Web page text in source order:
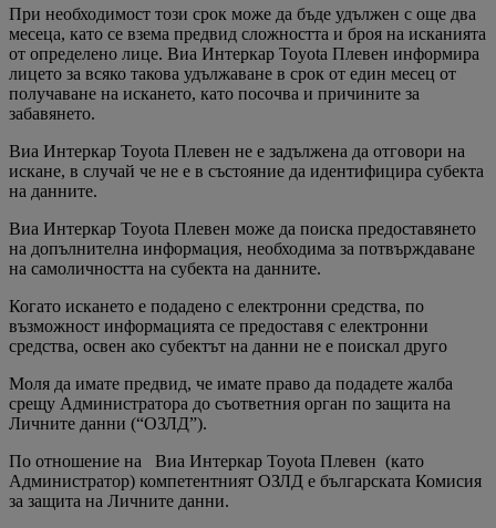
При необходимост този срок може да бъде удължен с още два
месеца, като се взема предвид сложността и броя на исканията
от определено лице. Виа Интеркар Toyota Плевен информира
лицето за всяко такова удължаване в срок от един месец от
получаване на искането, като посочва и причините за
забавянето.
Виа Интеркар Toyota Плевен не е задължена да отговори на
искане, в случай че не е в състояние да идентифицира субекта
на данните.
Виа Интеркар Toyota Плевен може да поиска предоставянето
на допълнителна информация, необходима за потвърждаване
на самоличността на субекта на данните.
Когато искането е подадено с електронни средства, по
възможност информацията се предоставя с електронни
средства, освен ако субектът на данни не е поискал друго
Моля да имате предвид, че имате право да подадете жалба
срещу Администратора до съответния орган по защита на
Личните данни (“ОЗЛД”).
По отношение на Виа Интеркар Toyota Плевен (като
Администратор) компетентният ОЗЛД е българската Комисия
за защита на Личните данни.